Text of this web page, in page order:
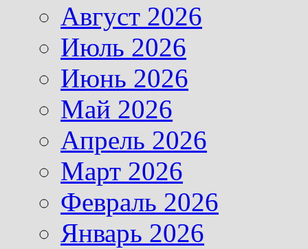
Август 2026
Июль 2026
Июнь 2026
Май 2026
Апрель 2026
Март 2026
Февраль 2026
Январь 2026